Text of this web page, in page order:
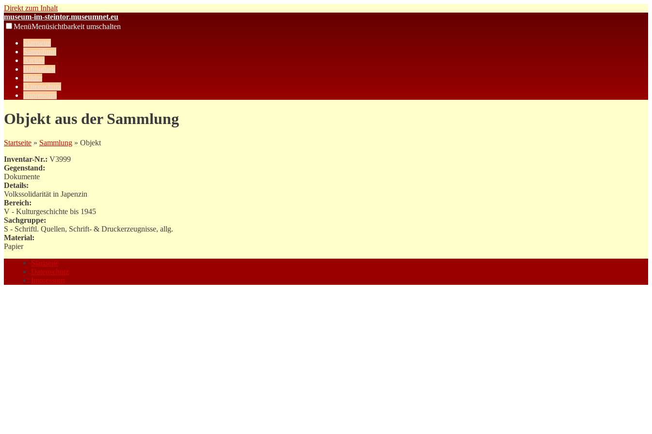
Direkt zum Inhalt
museum-im-steintor.museumnet.eu
MenüMenüsichtbarkeit umschalten
Startseite
Sammlung
Archiv
Bibliothek
Bilder
Datenschutz
Impressum
Objekt aus der Sammlung
Startseite » Sammlung » Objekt
Inventar-Nr.: V3999
Gegenstand:
Dokumente
Details:
Volkssolidarität in Japenzin
Bereich:
V - Kulturgeschichte bis 1945
Sachgruppe:
S - Schriftl. Quellen, Schrift- & Druckerzeugnisse, allg.
Material:
Papier
Startseite
Datenschutz
Impressum